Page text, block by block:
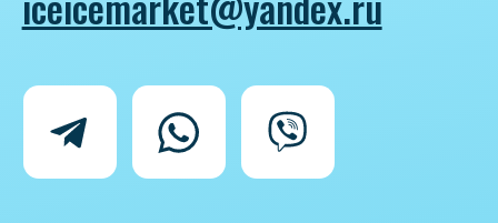
Политика конфиденциальности
Согласие на обработку персональных
данных